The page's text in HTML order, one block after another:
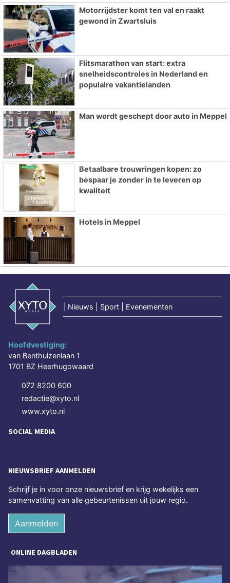
Motorrijdster komt ten val en raakt
gewond in Zwartsluis
Flitsmarathon van start: extra
snelheidscontroles in Nederland en
populaire vakantielanden
Man wordt geschept door auto in Meppel
Betaalbare trouwringen kopen: zo
bespaar je zonder in te leveren op
kwaliteit
Hotels in Meppel
Nieuws | Sport | Evenementen
Hoofdvestiging:
van Benthuizenlaan 1
1701 BZ Heerhugowaard
072 8200 600
redactie@xyto.nl
www.xyto.nl
SOCIAL MEDIA
NIEUWSBRIEF AANMELDEN
Schrijf je in voor onze nieuwsbrief en krijg wekelijks een
samenvatting van alle gebeurtenissen uit jouw regio.
Aanmelden
ONLINE DAGBLADEN